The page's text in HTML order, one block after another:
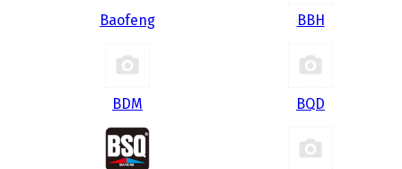
Baofeng BBH
BDM BQD